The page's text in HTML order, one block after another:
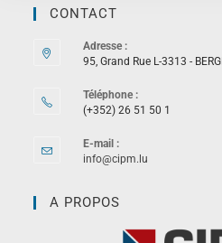
CONTACT
Adresse :
95, Grand Rue L-3313 -
Téléphone :
(+352) 26 51 50 1
E-mail :
info@cipm.lu
A PROPOS